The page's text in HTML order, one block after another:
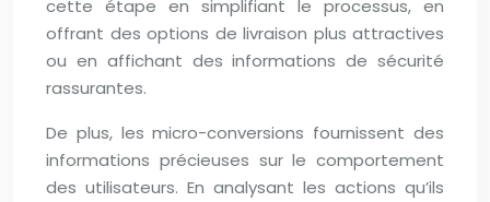
cette étape en simplifiant le processus, en
offrant des options de livraison plus attractives
ou en affichant des informations de sécurité
rassurantes.
De plus, les micro-conversions fournissent des
informations précieuses sur le comportement
des utilisateurs. En analysant les actions qu’ils